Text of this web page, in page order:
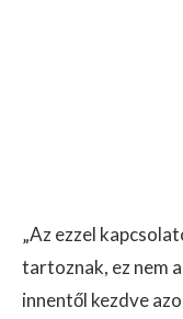
„Az ezzel
tartoznak, ez nem
innentől kezdve